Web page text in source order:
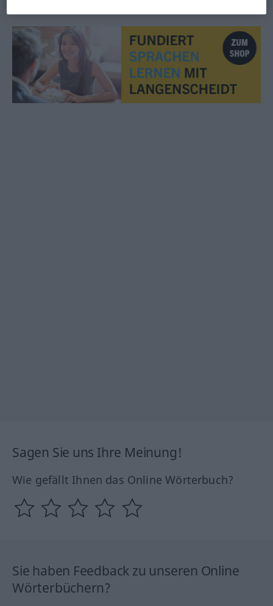
Sagen Sie uns Ihre Meinung!
Wie gefällt Ihnen das Online Wörterbuch?
Sie haben Feedback zu unseren Online
Wörterbüchern?